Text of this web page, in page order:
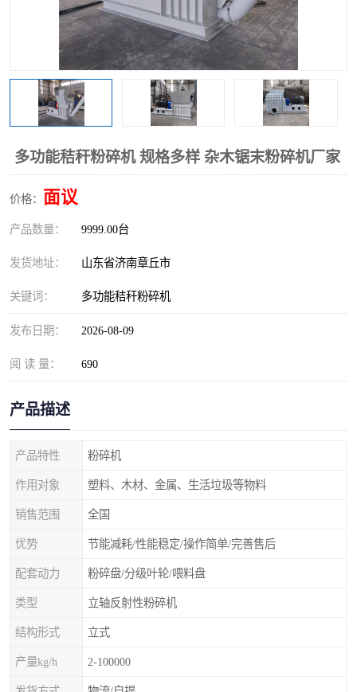
多功能秸秆粉碎机 规格多样 杂木锯末粉碎机厂家
价格： 面议
产品数量： 9999.00台
发货地址： 山东省济南章丘市
关键词： 多功能秸秆粉碎机
发布日期： 2026-08-09
阅 读 量： 690
产品描述
产品特性 粉碎机
作用对象 塑料、木材、金属、生活垃圾等物料
销售范围 全国
优势 节能减耗/性能稳定/操作简单/完善售后
配套动力 粉碎盘/分级叶轮/喂料盘
类型 立轴反射性粉碎机
结构形式 立式
产量kg/h 2-100000
锯末滚筒筛